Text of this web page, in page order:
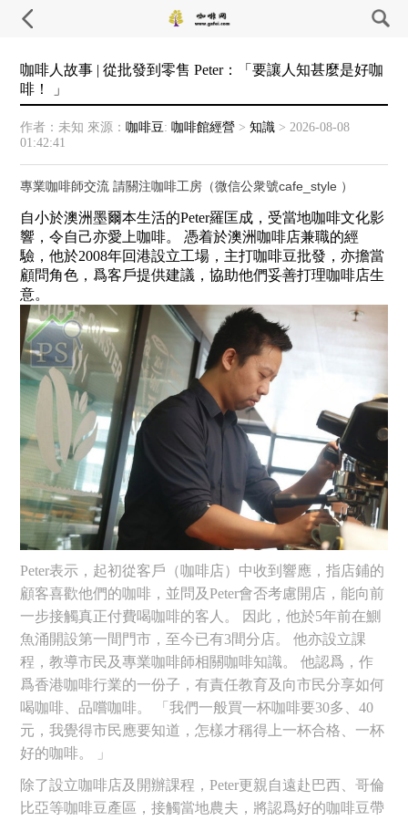
咖啡人故事 | 從批發到零售 Peter：「要讓人知甚麼是好咖
啡！ 」
作者：未知 來源：咖啡豆:咖啡館經營 >知識 >2026-08-08
01:42:41
專業咖啡師交流 請關注咖啡工房（微信公衆號cafe_style ）
自小於澳洲墨爾本生活的Peter羅匡成，受當地咖啡文化影
響，令自己亦愛上咖啡。 憑着於澳洲咖啡店兼職的經
驗，他於2008年回港設立工場，主打咖啡豆批發，亦擔當
顧問角色，爲客戶提供建議，協助他們妥善打理咖啡店生
意。
Peter表示，起初從客戶（咖啡店）中收到響應，指店鋪的
顧客喜歡他們的咖啡，並問及Peter會否考慮開店，能向前
一步接觸真正付費喝咖啡的客人。 因此，他於5年前在鰂
魚涌開設第一間門市，至今已有3間分店。 他亦設立課
程，教導市民及專業咖啡師相關咖啡知識。 他認爲，作
爲香港咖啡行業的一份子，有責任教育及向市民分享如何
喝咖啡、品嚐咖啡。 「我們一般買一杯咖啡要30多、40
元，我覺得市民應要知道，怎樣才稱得上一杯合格、一杯
好的咖啡。 」
除了設立咖啡店及開辦課程，Peter更親自遠赴巴西、哥倫
比亞等咖啡豆產區，接觸當地農夫，將認爲好的咖啡豆帶